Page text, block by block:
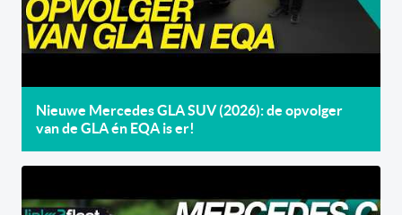
Nieuwe Mercedes GLA SUV (2026): de opvolger
van de GLA én EQA is er!